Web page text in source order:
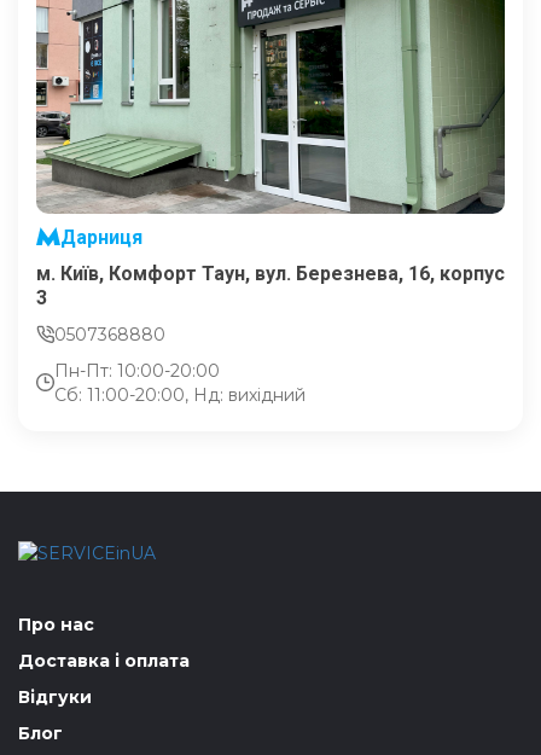
Дарниця
м. Київ, Комфорт Таун, вул. Березнева, 16, корпус
3
0507368880
Пн-Пт: 10:00-20:00
Сб: 11:00-20:00, Нд: вихідний
Про нас
Доставка і оплата
Відгуки
Блог